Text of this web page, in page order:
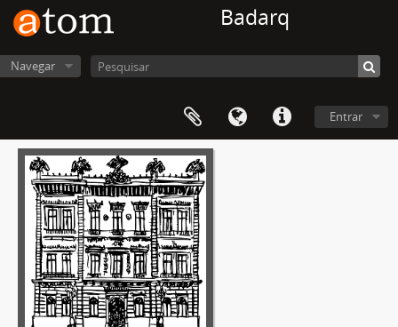
Badarq
Navegar
Entrar